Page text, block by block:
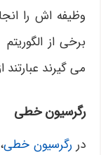
وظیفه اش را
برخی از
می گیرند عبارتند
رگرسیون خطی
دررگرسیون خطی